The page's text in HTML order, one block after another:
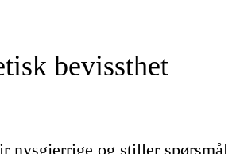
bevissthet
nysgjerrige og stiller spørsmål,